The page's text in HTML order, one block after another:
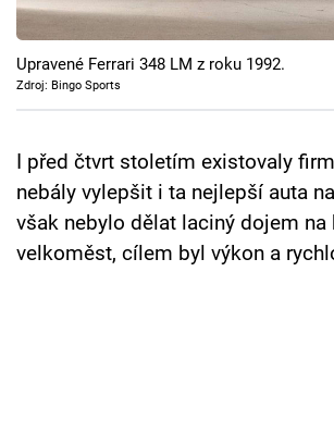
Cool Esport
Pořady
Sledujte prima+
Přihlášení
Upravené Ferrari 348 LM z roku 1992.
Zdroj: Bingo Sports
I před čtvrt stoletím existovaly
nebály vylepšit i ta nejlepší auta
však nebylo dělat laciný dojem na
velkoměst, cílem byl výkon a